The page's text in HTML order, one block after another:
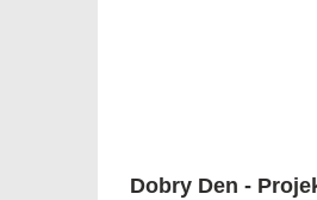
Dobry Den -